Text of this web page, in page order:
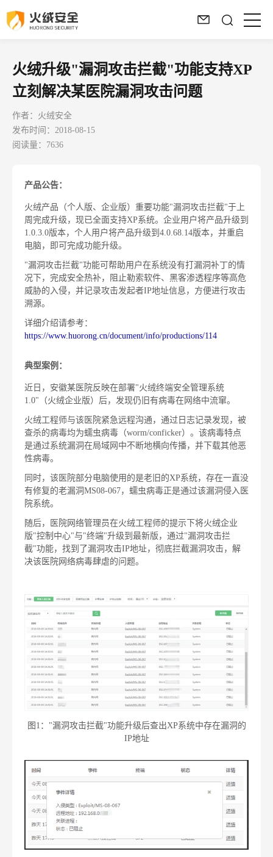
火绒升级"漏洞攻击拦截"功能支持XP
立刻解决某医院漏洞攻击问题
作者：火绒安全
发布时间：2018-08-15
阅读量：7636
产品公告：
火绒产品（个人版、企业版）重要功能"漏洞攻击拦截"于上
周完成升级，现已全面支持XP系统。企业用户将产品升级到
1.0.3.0版本，个人用户将产品升级到4.0.68.14版本，并重启
电脑，即可完成功能升级。
"漏洞攻击拦截"功能可帮助用户在系统没有打漏洞补丁的情
况下，完成安全热补，阻止勒索软件、黑客渗透程序等高危
威胁的入侵，并记录攻击发起者IP地址信息，方便进行攻击
溯源。
详细介绍请参考：
https://www.huorong.cn/document/info/productions/114
典型案例：
近日，安徽某医院反映在部署"火绒终端安全管理系统
1.0"（火绒企业版）后，发现仍旧有病毒在网络中流窜。
火绒工程师与该医院紧急远程沟通，通过日志记录发现，被
查杀的病毒均为蠕虫病毒（worm/conficker）。该病毒特点
是通过系统漏洞在局域网中不断地横向传播，并下载其他恶
性病毒。
同时，该医院部分电脑使用的是老旧的XP系统，存在一直没
有修复的老漏洞MS08-067，蠕虫病毒正是通过该漏洞侵入医
院系统。
随后，医院网络管理员在火绒工程师的提示下将火绒企业
版"控制中心"与"终端"升级到 最新版，通过"漏洞攻击拦
截"功能，找到了漏洞攻击IP地址，彻底拦截漏洞攻击，解
决该医院网络病毒肆虐的问题。
图1："漏洞攻击拦截"功能升级后查出XP系统中存在漏洞的
IP地址